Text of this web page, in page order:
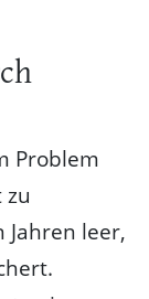
Problem
leer,